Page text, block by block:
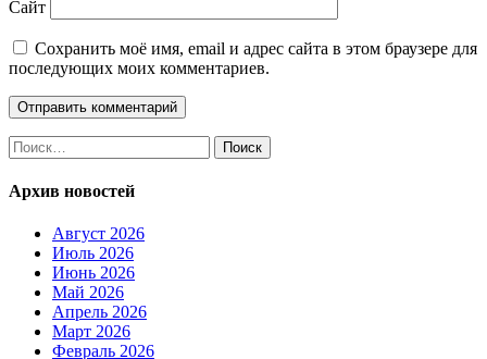
Сайт
Сохранить моё имя, email и адрес сайта в этом браузере для
последующих моих комментариев.
Найти:
Архив новостей
Август 2026
Июль 2026
Июнь 2026
Май 2026
Апрель 2026
Март 2026
Февраль 2026